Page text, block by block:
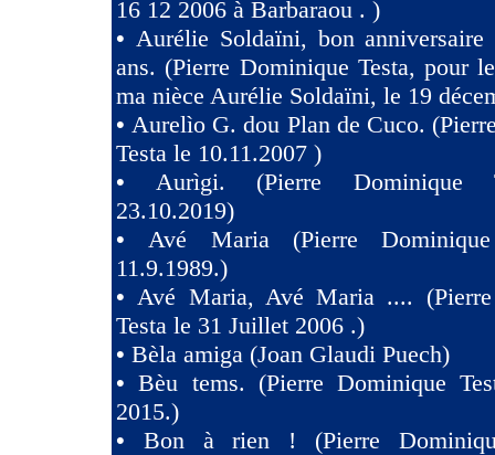
16 12 2006 à Barbaraou . )
• Aurélie Soldaïni, bon
ans. (Pierre Dominique Testa, pour
ma nièce Aurélie Soldaïni, le 19
•Aurelìo G. dou Plan de Cuco.
Testa le 10.11.2007 )
•Aurìgi. (Pierre Dominique
23.10.2019)
•Avé Maria (Pierre
11.9.1989.)
•Avé Maria, Avé Maria ....
Testa le 31 Juillet 2006 .)
• Bèla amiga (Joan Glaudi Puech)
•Bèu tems. (Pierre Dominique
2015.)
• Bon à rien ! (Pierre